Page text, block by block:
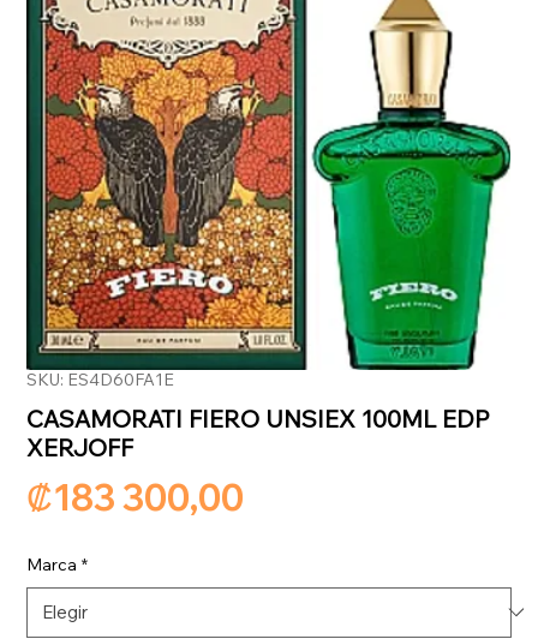
SKU: ES4D60FA1E
CASAMORATI FIERO UNSIEX 100ML EDP
XERJOFF
₡183 300,00
Marca *